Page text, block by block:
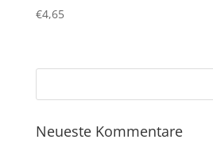
€4,65
Neueste Kommentare